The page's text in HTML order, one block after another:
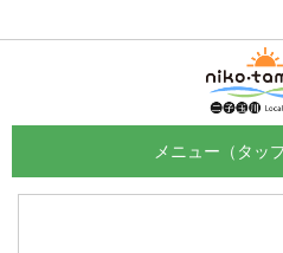
メニ